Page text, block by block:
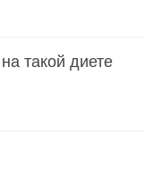
такой диете